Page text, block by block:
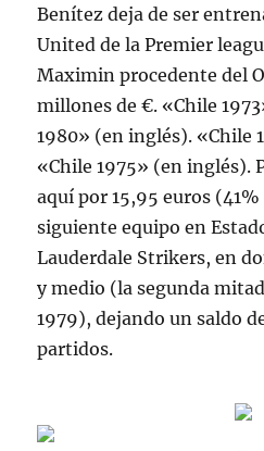
Benítez deja de ser
United de la Premier
Maximin procedente del
millones de €. «Chile
1980» (en inglés). «Chile
«Chile 1975» (en inglés).
aquí por 15,95 euros
siguiente equipo en
Lauderdale Strikers, en
y medio (la segunda
1979), dejando un saldo
partidos.